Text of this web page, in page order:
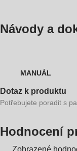
Návody a
MANUÁL
Dotaz k produktu
Potřebujete poradit s
Hodnocení